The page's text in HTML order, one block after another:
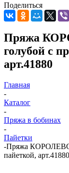
Поделиться
Пряжа
голубой с
арт.41880
Главная
-
Каталог
-
Пряжа в бобинах
-
Пайетки
-Пряжа
пайеткой, арт.41880